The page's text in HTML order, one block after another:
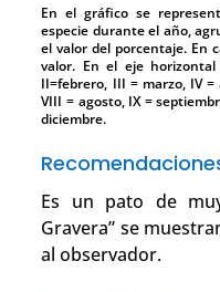
En el gráfico se
especie durante el año,
el valor del porcentaje. En
valor. En el eje
II=febrero, III = marzo, IV
VIII = agosto, IX =
diciembre.
Es un pato de
Gravera” se
al observador.